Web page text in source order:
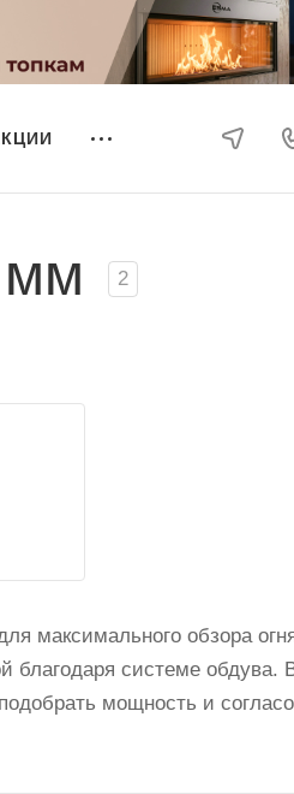
мм 2
максимального обзора
благодаря системе
мощность и